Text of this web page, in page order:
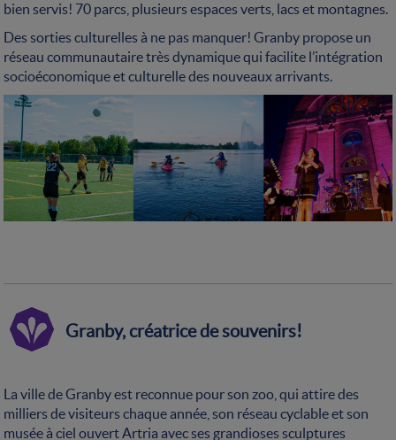
bien servis! 70 parcs, plusieurs espaces verts, lacs et montagnes.
Des sorties culturelles à ne pas manquer! Granby propose un
réseau communautaire très dynamique qui facilite l’intégration
socioéconomique et culturelle des nouveaux arrivants.
Granby, créatrice de souvenirs!
La ville de Granby est reconnue pour son zoo, qui attire des
milliers de visiteurs chaque année, son réseau cyclable et son
musée à ciel ouvert Artria avec ses grandioses sculptures